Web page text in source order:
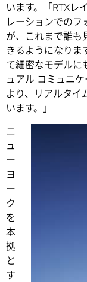
います。「RTXレ
レーションでのフ
が、これまで誰も
きるようになりま
て細密なモデルに
ュアル コミュニ
より、リアルタイ
います。」
ニ
ュ
ー
ヨ
ー
ク
を
本
拠
と
す